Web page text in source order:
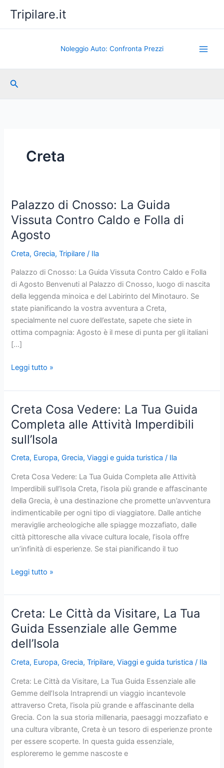
contenuto
Tripilare.it
Noleggio Auto: Confronta Prezzi
Cerca
Creta
Palazzo di Cnosso: La Guida
Vissuta Contro Caldo e Folla di
Agosto
Creta,Grecia,Tripilare / Ila
Palazzo di Cnosso: La Guida Vissuta Contro Caldo e Folla
di Agosto Benvenuti al Palazzo di Cnosso, luogo di nascita
della leggenda minoica e del Labirinto del Minotauro. Se
state pianificando la vostra avventura a Creta,
specialmente nel cuore dell’estate, sapete che siete in
ottima compagnia: Agosto è il mese di punta per gli italiani
[…]
Palazzo
Cnosso:
La
Guida
Vissuta
Contro
e
Folla
di
Agosto
Leggi tutto »
Creta Cosa Vedere: La Tua Guida
Completa alle Attività Imperdibili
sull’Isola
Creta, Europa,Grecia,Viaggi e guida turistica / Ila
Creta Cosa Vedere: La Tua Guida Completa alle Attività
Imperdibili sull’Isola Creta, l’isola più grande e affascinante
della Grecia, è una destinazione che promette un’avventura
indimenticabile per ogni tipo di viaggiatore. Dalle antiche
meraviglie archeologiche alle spiagge mozzafiato, dalle
città pittoresche alla vivace cultura locale, l’isola offre
un’infinità di esperienze. Se stai pianificando il tuo
Creta
Vedere:
La
Tua
Guida
Completa
Attività
Imperdibili
sull’Isola
Leggi tutto »
Creta: Le Città da Visitare, La Tua
Guida Essenziale alle Gemme
dell’Isola
Creta, Europa,Grecia,Tripilare,Viaggi e guida turistica / Ila
Creta: Le Città da Visitare, La Tua Guida Essenziale alle
Gemme dell’Isola Intraprendi un viaggio incantevole
attraverso Creta, l’isola più grande e affascinante della
Grecia. Con la sua storia millenaria, paesaggi mozzafiato e
una cultura vibrante, Creta è un tesoro di esperienze pronte
per essere scoperte. In questa guida essenziale,
esploreremo le gemme nascoste e